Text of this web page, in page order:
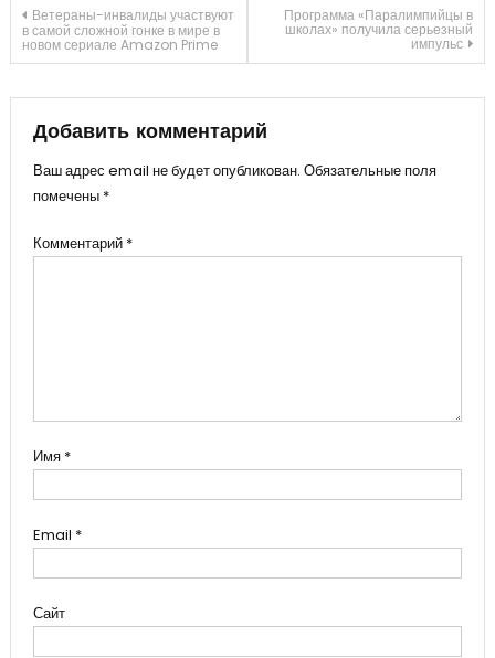
Навигация
по
записям
Ветераны-инвалиды участвуют
в самой сложной гонке в мире в
новом сериале Amazon Prime
Программа «Паралимпийцы в
школах» получила серьезный
импульс
Добавить комментарий
Ваш адрес email не будет опубликован. Обязательные поля
помечены *
Комментарий *
Имя *
Email *
Сайт